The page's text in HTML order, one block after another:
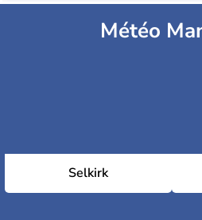
Météo
Selkirk